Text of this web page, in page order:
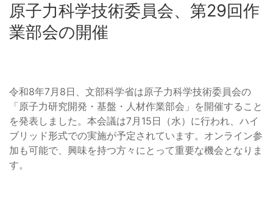
原子力科学技術委員会、第29回作
業部会の開催
令和8年7月8日、文部科学省は原子力科学技術委員会の
「原子力研究開発・基盤・人材作業部会」を開催すること
を発表しました。本会議は7月15日（水）に行われ、ハイ
ブリッド形式での実施が予定されています。オンライン参
加も可能で、興味を持つ方々にとって重要な機会となりま
す。